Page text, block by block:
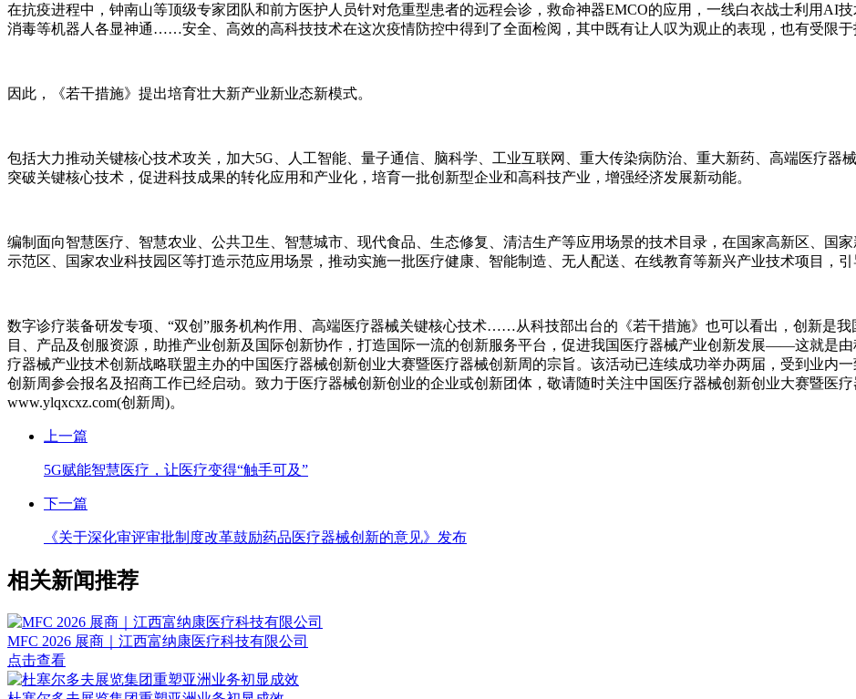
在抗疫进程中，钟南山等顶级专家团队和前方医护人员针对危重型患者的远程会诊，救命神器EMCO的应用，一线白衣战士利用AI
消毒等机器人各显神通……安全、高效的高科技技术在这次疫情防控中得到了全面检阅，其中既有让人叹为观止的表现，也有受限于
因此，《若干措施》提出培育壮大新产业新业态新模式。
包括大力推动关键核心技术攻关，加大5G、人工智能、量子通信、脑科学、工业互联网、重大传染病防治、重大新药、高端医疗器
突破关键核心技术，促进科技成果的转化应用和产业化，培育一批创新型企业和高科技产业，增强经济发展新动能。
编制面向智慧医疗、智慧农业、公共卫生、智慧城市、现代食品、生态修复、清洁生产等应用场景的技术目录，在国家高新区、国
示范区、国家农业科技园区等打造示范应用场景，推动实施一批医疗健康、智能制造、无人配送、在线教育等新兴产业技术项目，引
数字诊疗装备研发专项、“双创”服务机构作用、高端医疗器械关键核心技术……从科技部出台的《若干措施》也可以看出，创新是
目、产品及创服资源，助推产业创新及国际创新协作，打造国际一流的创新服务平台，促进我国医疗器械产业创新发展——这就是
疗器械产业技术创新战略联盟主办的中国医疗器械创新创业大赛暨医疗器械创新周的宗旨。该活动已连续成功举办两届，受到业内
创新周参会报名及招商工作已经启动。致力于医疗器械创新创业的企业或创新团体，敬请随时关注中国医疗器械创新创业大赛暨医疗
www.ylqxcxz.com(创新周)。
上一篇
5G赋能智慧医疗，让医疗变得“触手可及”
下一篇
《关于深化审评审批制度改革鼓励药品医疗器械创新的意见》发布
相关新闻推荐
MFC 2026 展商｜江西富纳康医疗科技有限公司
点击查看